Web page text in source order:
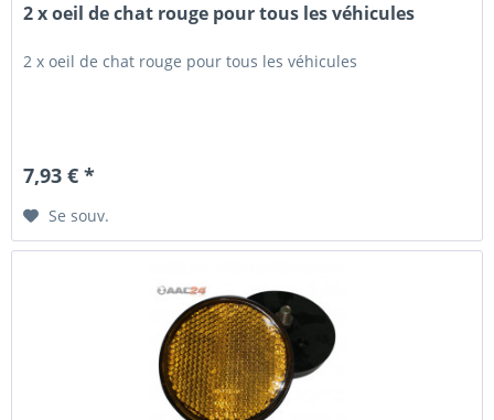
2 x oeil de chat rouge pour tous les véhicules
2 x oeil de chat rouge pour tous les véhicules
7,93 € *
Se souv.